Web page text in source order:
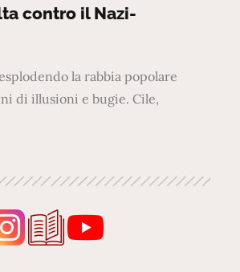
contro il Nazi-
la rabbia popolare
di illusioni e bugie. Cile,